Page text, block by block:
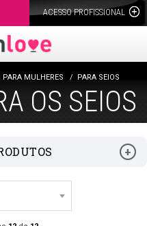
ACESSO PROFISSIONAL
MULHERES PARA SEIOS
OS SEIOS